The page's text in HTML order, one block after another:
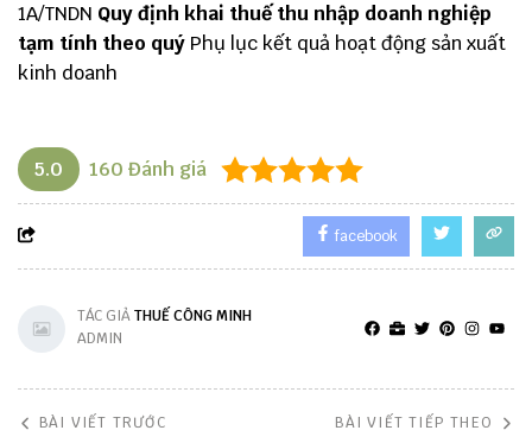
1A/TNDN Quy định khai thuế thu nhập doanh nghiệp
tạm tính theo quý Phụ lục kết quả hoạt động sản xuất
kinh doanh
5.0 160 Đánh giá
facebook
TÁC GIẢTHUẾ CÔNG MINH
ADMIN
BÀI VIẾT TRƯỚC BÀI VIẾT TIẾP THEO